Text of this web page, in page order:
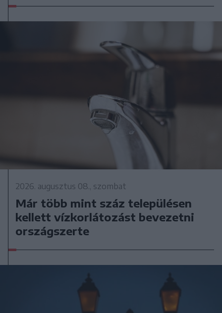
2026. augusztus 08., szombat
Már több mint száz településen
kellett vízkorlátozást bevezetni
országszerte